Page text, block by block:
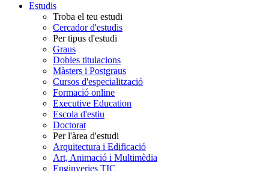
Estudis
Troba el teu estudi
Cercador d'estudis
Per tipus d'estudi
Graus
Dobles titulacions
Màsters i Postgraus
Cursos d'especialització
Formació online
Executive Education
Escola d'estiu
Doctorat
Per l'àrea d'estudi
Arquitectura i Edificació
Art, Animació i Multimèdia
Enginyeries TIC